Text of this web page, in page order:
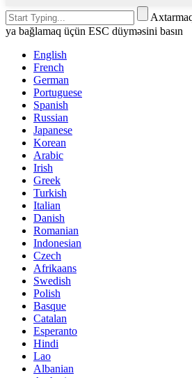
ya bağlamaq üçün ESC düyməsini basın
English
French
German
Portuguese
Spanish
Russian
Japanese
Korean
Arabic
Irish
Greek
Turkish
Italian
Danish
Romanian
Indonesian
Czech
Afrikaans
Swedish
Polish
Basque
Catalan
Esperanto
Hindi
Lao
Albanian